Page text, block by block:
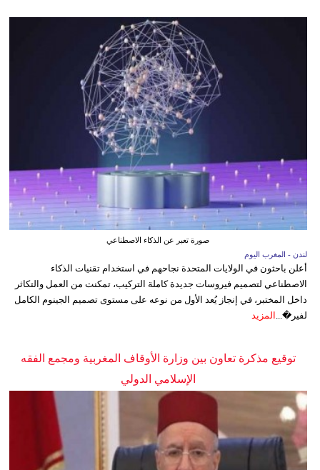
صورة تعبر عن الذكاء الاصطناعي
لندن - المغرب اليوم
أعلن باحثون في الولايات المتحدة نجاحهم في استخدام تقنيات الذكاء
الاصطناعي لتصميم فيروسات جديدة كاملة التركيب، تمكنت من العمل والتكاثر
داخل المختبر، في إنجاز يُعد الأول من نوعه على مستوى تصميم الجينوم الكامل
لفير�... المزيد
توقيع مذكرة تعاون بين وزارة الأوقاف المغربية ومجمع الفقه
الإسلامي الدولي